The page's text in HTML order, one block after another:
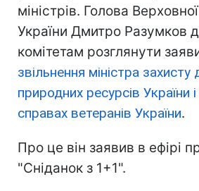
міністрів. Голова
України Дмитро Разумков
комітетам розглянути
звільнення міністра захисту
природних ресурсів України і
справах ветеранів України.
Про це він заявив в ефірі
"Сніданок з 1+1".